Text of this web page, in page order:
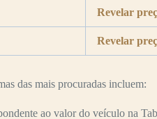
Revelar
Revelar
das mais procuradas incluem:
ao valor do veículo na